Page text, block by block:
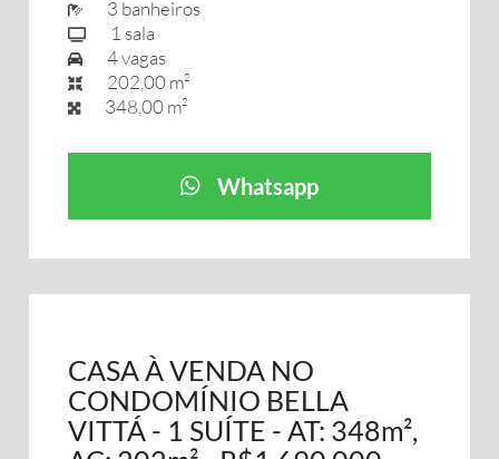
3 banheiros
1 sala
4 vagas
202,00 m²
348,00 m²
Whatsapp
CASA À VENDA NO
CONDOMÍNIO BELLA
VITTÁ - 1 SUÍTE - AT: 348m²,